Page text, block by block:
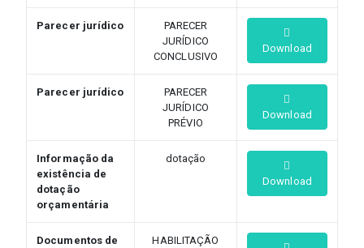
Parecer jurídico
PARECER
JURÍDICO
CONCLUSIVO
Download
Parecer jurídico
PARECER
JURÍDICO
PRÉVIO
Download
Informação da
existência de
dotação
orçamentária
dotação
Download
Documentos de
HABILITAÇÃO